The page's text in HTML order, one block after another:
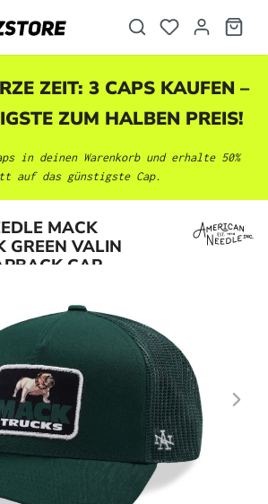
ZEIT: 3 CAPS KAUFEN –
ZUM HALBEN PREIS!
in deinen Warenkorb und erhalte 50%
auf das günstigste Cap.
MACK
GREEN VALIN
CAP